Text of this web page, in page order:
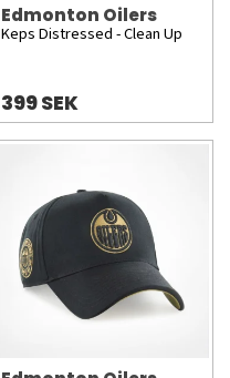
Edmonton Oilers
Keps Distressed - Clean Up
399 SEK